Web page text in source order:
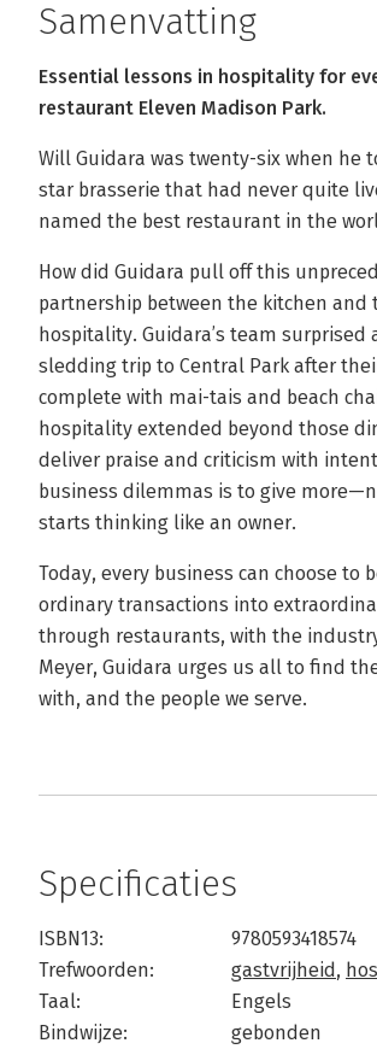
Samenvatting
Essential lessons in hospitality for
restaurant Eleven Madison Park.
Will Guidara was twenty-six when he
star brasserie that had never quite
named the best restaurant in the
How did Guidara pull off this
partnership between the kitchen
hospitality. Guidara’s team
sledding trip to Central Park after
complete with mai-tais and beach
hospitality extended beyond those
deliver praise and criticism with
business dilemmas is to give
starts thinking like an owner.
Today, every business can choose
ordinary transactions into
through restaurants, with the
Meyer, Guidara urges us all to find
with, and the people we serve.
Specificaties
ISBN13:
9780593418574
Trefwoorden:
gastvrijheid,
Taal:
Engels
Bindwijze:
gebonden